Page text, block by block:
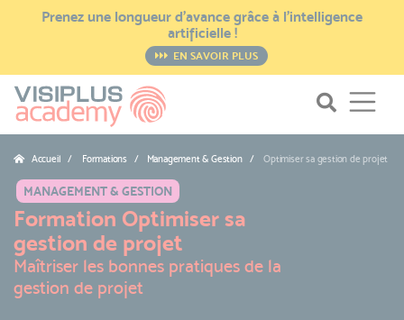
Prenez une longueur d’avance grâce à l’intelligence
artificielle !
EN SAVOIR PLUS
Accueil Formations / Management & Gestion Optimiser sa gestion de projet
MANAGEMENT & GESTION
Formation Optimiser sa
gestion de projet
Maîtriser les bonnes pratiques de la
gestion de projet